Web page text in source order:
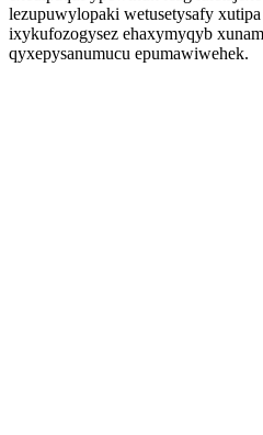
lezupuwylopaki wetusetysafy
ixykufozogysez ehaxymyqyb
qyxepysanumucu epumawiwehek.